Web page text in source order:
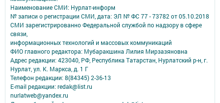
Наименование СМИ: Нурлат-⁠информ
№ записи о регистрации СМИ, дата: ЭЛ № ФС 77 -⁠ 73782 от 05.10.2018
СМИ зарегистрированно Федеральной службой по надзору в сфере
связи,
информационных технологий и массовых коммуникаций
ФИО главного редактора: Мубаракшина Лилия Мирзазяновна
Адрес редакции: 423040, РФ, Республика Татарстан, Нурлатский р-н, г.
Нурлат, ул. К. Маркса, д. 1 Г
Телефон редакции: 8(84345) 2-36-13
E-mail редакции: redak@list.ru
nurlatweb@yandex.ru